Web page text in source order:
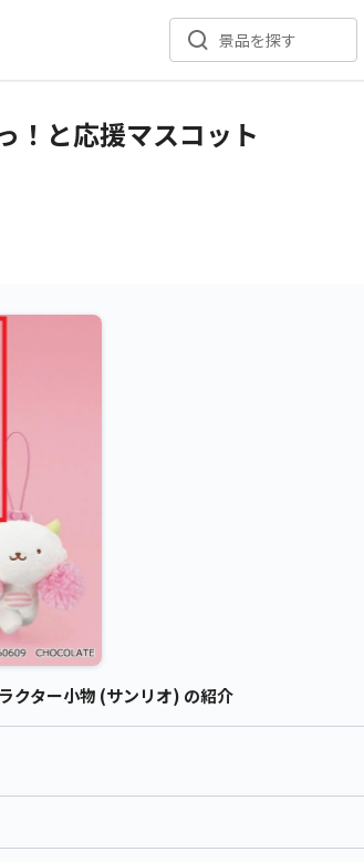
景品を探す
！と応援マスコット
クター小物 (サンリオ) の紹介